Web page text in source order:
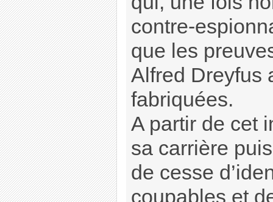
contre-
que les
Alfred Dreyfus
fabriquées.
A partir de cet
sa carrière
de cesse
coupables et